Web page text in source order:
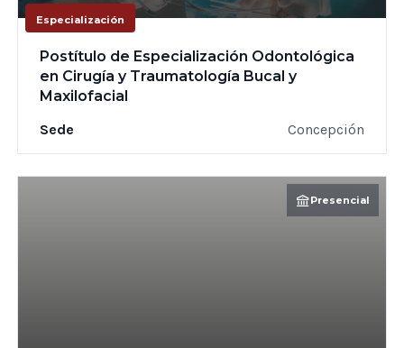
Especialización
Postítulo de Especialización Odontológica
en Cirugía y Traumatología Bucal y
Maxilofacial
Sede
Concepción
Presencial